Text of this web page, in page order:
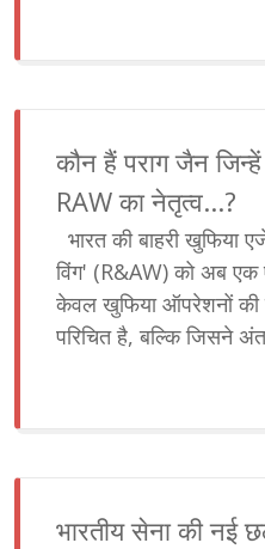
कौन हैं पराग जैन
RAW का नेतृत्व...?
भारत की बाहरी खुफिया
विंग' (R&AW) को अब एक
केवल खुफिया ऑपरेशनों की
परिचित है, बल्कि जिसने
रणनीतिक उपस्थिति को
भारतीय सेना की नई